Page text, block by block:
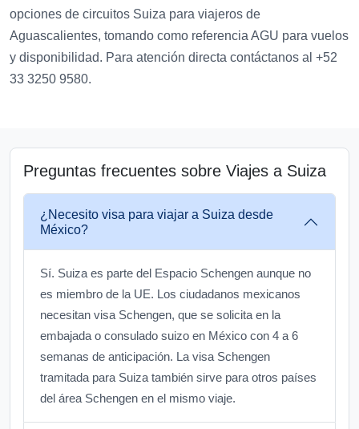
opciones de circuitos Suiza para viajeros de
Aguascalientes, tomando como referencia AGU para vuelos
y disponibilidad. Para atención directa contáctanos al +52
33 3250 9580.
Preguntas frecuentes sobre Viajes a Suiza
¿Necesito visa para viajar a Suiza desde
México?
Sí. Suiza es parte del Espacio Schengen aunque no
es miembro de la UE. Los ciudadanos mexicanos
necesitan visa Schengen, que se solicita en la
embajada o consulado suizo en México con 4 a 6
semanas de anticipación. La visa Schengen
tramitada para Suiza también sirve para otros países
del área Schengen en el mismo viaje.